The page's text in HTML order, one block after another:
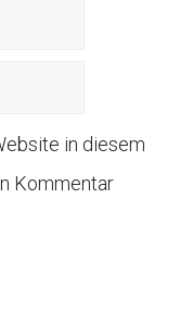
in diesem
Kommentar